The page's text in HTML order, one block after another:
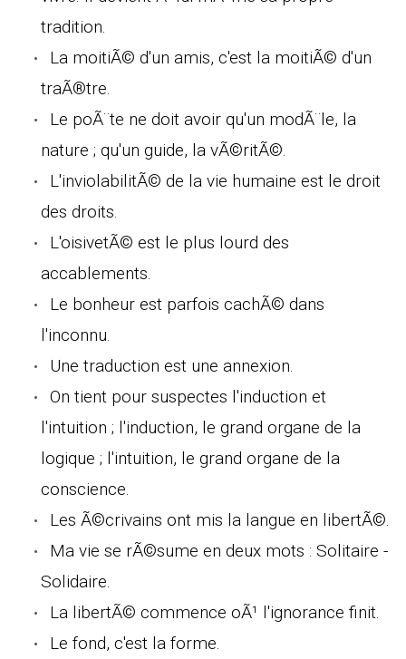
tradition.
La moitiÃ© d'un amis, c'est la moitiÃ© d'un
traÃ®tre.
Le poÃ¨te ne doit avoir qu'un modÃ¨le, la
nature ; qu'un guide, la vÃ©ritÃ©.
L'inviolabilitÃ© de la vie humaine est le droit
des droits.
L'oisivetÃ© est le plus lourd des
accablements.
Le bonheur est parfois cachÃ© dans
l'inconnu.
Une traduction est une annexion.
On tient pour suspectes l'induction et
l'intuition ; l'induction, le grand organe de la
logique ; l'intuition, le grand organe de la
conscience.
Les Ã©crivains ont mis la langue en libertÃ©.
Ma vie se rÃ©sume en deux mots : Solitaire -
Solidaire.
La libertÃ© commence oÃ¹ l'ignorance finit.
Le fond, c'est la forme.